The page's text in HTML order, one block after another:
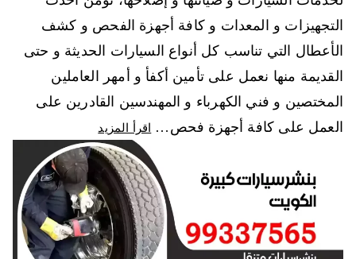
التجهيزات و المعدات و كافة أجهزة الفحص و كشف
الأعطال التي تناسب كل أنواع السيارات الحديثة و حتى
القديمة منها نعمل على تأمين أكفأ و أمهر العاملين
المختصين و فني الكهرباء و المهندسين القادرين على
العمل على كافة أجهزة فحص…
اقرأ المزيد